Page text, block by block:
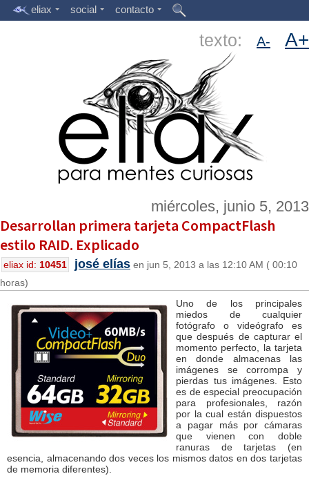
eliax social contacto
texto: A- A+
miércoles, junio 5, 2013
Desarrollan primera tarjeta CompactFlash
estilo RAID. Explicado
eliax id: 10451 josé elías en jun 5, 2013 a las 12:10 AM ( 00:10
horas)
Uno de los principales
miedos de cualquier
fotógrafo o videógrafo es
que después de capturar el
momento perfecto, la tarjeta
en donde almacenas las
imágenes se corrompa y
pierdas tus imágenes. Esto
es de especial preocupación
para profesionales, razón
por la cual están dispuestos
a pagar más por cámaras
que vienen con doble
ranuras de tarjetas (en
esencia, almacenando dos veces los mismos datos en dos tarjetas
de memoria diferentes).